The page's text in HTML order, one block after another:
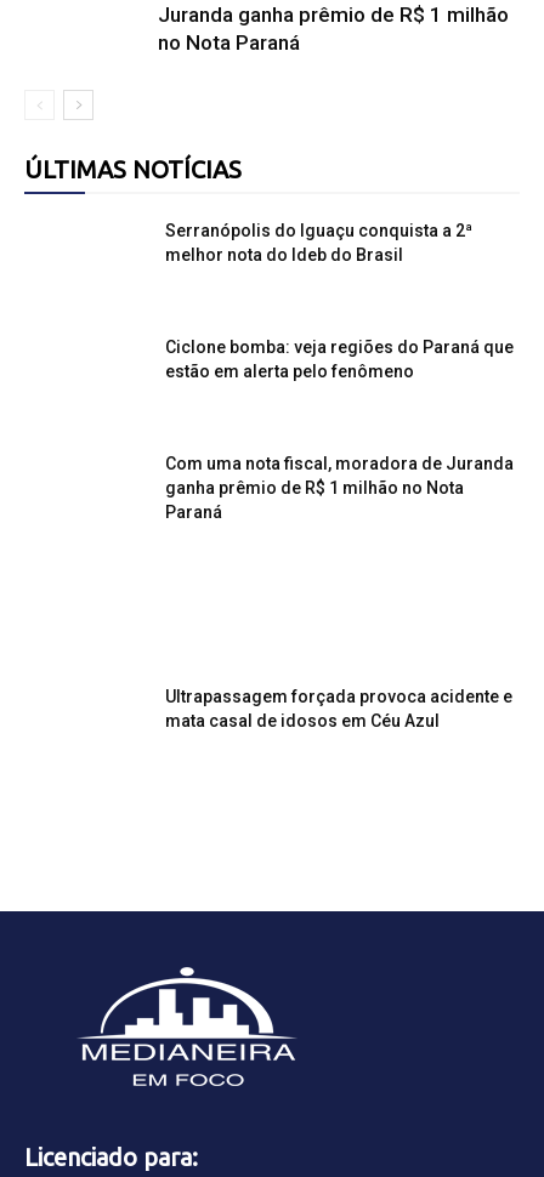
Juranda ganha prêmio de R$ 1 milhão
no Nota Paraná
ÚLTIMAS NOTÍCIAS
Serranópolis do Iguaçu conquista a 2ª
melhor nota do Ideb do Brasil
Ciclone bomba: veja regiões do Paraná que
estão em alerta pelo fenômeno
Com uma nota fiscal, moradora de Juranda
ganha prêmio de R$ 1 milhão no Nota
Paraná
Ultrapassagem forçada provoca acidente e
mata casal de idosos em Céu Azul
Licenciado para: